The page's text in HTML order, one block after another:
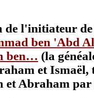
de l'initiateur
ben 'Abd
ben… (la
et Ismaël,
et Abraham